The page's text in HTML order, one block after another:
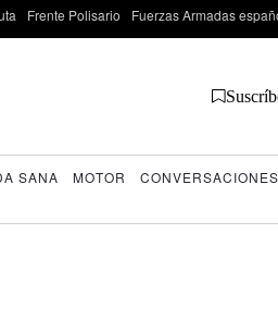
Frente Polisario Fuerzas Armadas
SANA MOTOR CONVERSACIONES